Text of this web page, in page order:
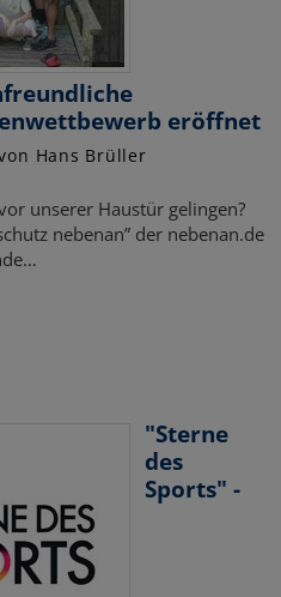
eröffnet
Hans Brüller
unserer Haustür gelingen?
nebenan” der nebenan.de
"Sterne
des
Sports" -